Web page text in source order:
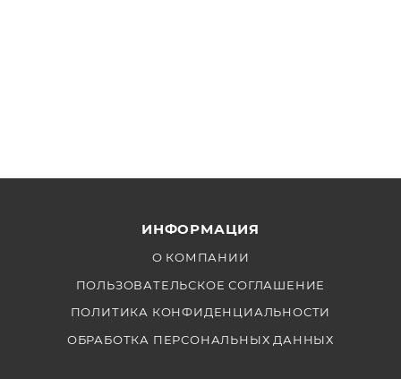
ИНФОРМАЦИЯ
О КОМПАНИИ
ПОЛЬЗОВАТЕЛЬСКОЕ СОГЛАШЕНИЕ
ПОЛИТИКА КОНФИДЕНЦИАЛЬНОСТИ
ОБРАБОТКА ПЕРСОНАЛЬНЫХ ДАННЫХ